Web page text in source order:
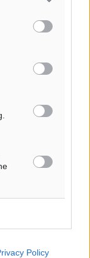
Policy
από άλλες
το άρθρο